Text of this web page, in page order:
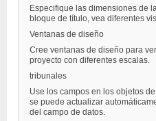
Especifique las dimensiones de
bloque de título, vea diferentes
Ventanas de diseño
Cree ventanas de diseño para
proyecto con diferentes escalas.
tribunales
Use los campos en los objetos
se puede actualizar
del campo de datos.